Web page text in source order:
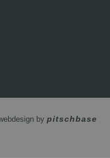
by pitschbase